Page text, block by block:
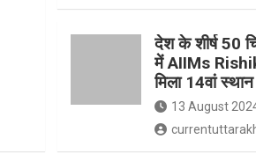
देश के शीर्ष 50
में AIIMs
मिला 14वां स्थान
13 August